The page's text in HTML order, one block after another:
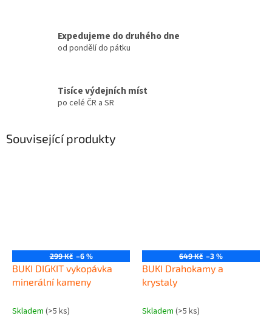
Expedujeme do druhého dne
od pondělí do pátku
Tisíce výdejních míst
po celé ČR a SR
Související produkty
299 Kč –6 %
BUKI DIGKIT vykopávka
minerální kameny
Skladem (>5 ks)
649 Kč –3 %
BUKI Drahokamy a
krystaly
Skladem (>5 ks)